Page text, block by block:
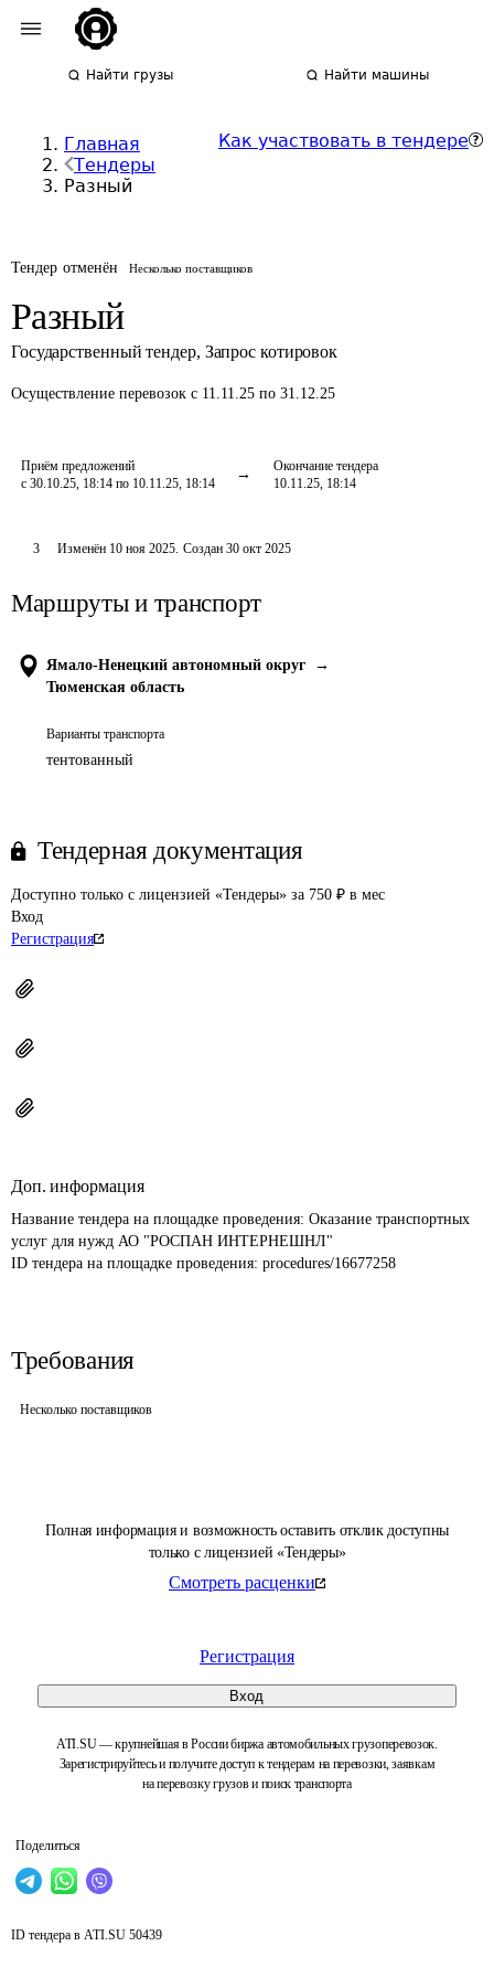
Найти грузы Найти машины
Главная
Тендеры
Разный
Как участвовать в тендере
Тендер отменён Несколько поставщиков
Разный
Государственный тендер, Запрос котировок
Осуществление перевозок с 11.11.25 по 31.12.25
Приём предложений
с 30.10.25, 18:14 по 10.11.25, 18:14
Окончание тендера
10.11.25, 18:14
Полная информация и возможность оставить отклик доступны
только с лицензией «Тендеры»
Смотреть расценки
Регистрация
Вход
ATI.SU — крупнейшая в России биржа автомобильных грузоперевозок.
Зарегистрируйтесь и получите доступ к тендерам на перевозки, заявкам
на перевозку грузов и поиск транспорта
Поделиться
3 Изменён 10 ноя 2025. Создан 30 окт 2025
Маршруты и транспорт
Ямало-Ненецкий автономный округ
→
Тюменская область
Варианты транспорта
тентованный
Тендерная документация
Доступно только с лицензией «Тендеры» за 750 ₽ в мес
Вход
Регистрация
Доп. информация
Название тендера на площадке проведения: Оказание транспортных
услуг для нужд АО "РОСПАН ИНТЕРНЕШНЛ"
ID тендера на площадке проведения: procedures/16677258
Требования
Несколько поставщиков
ID тендера в ATI.SU 50439